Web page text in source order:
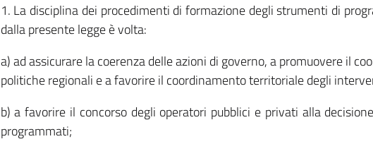
1. La disciplina dei procedimenti di formazione degli strumenti di
dalla presente legge è volta:
a) ad assicurare la coerenza delle azioni di governo, a promuovere il
politiche regionali e a favorire il coordinamento territoriale degli
b) a favorire il concorso degli operatori pubblici e privati alla
programmati;